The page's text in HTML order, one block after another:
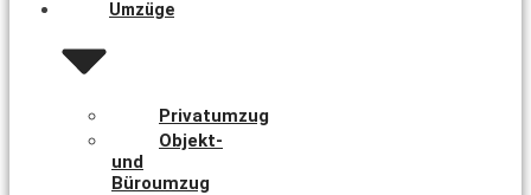
Umzüge
Privatumzug
Objekt-
und
Büroumzug